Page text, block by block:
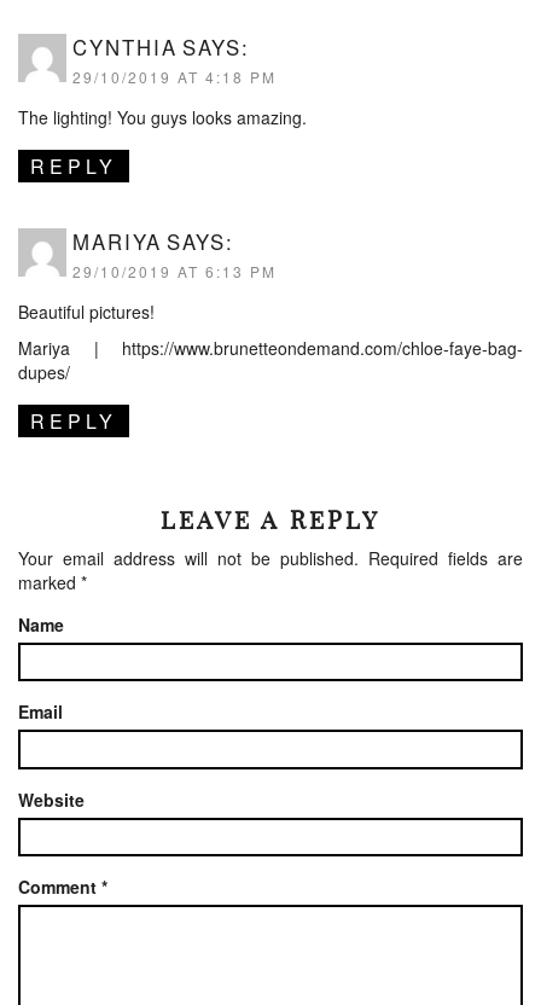
CYNTHIA SAYS:
29/10/2019 AT 4:18 PM
The lighting! You guys looks amazing.
REPLY
MARIYA SAYS:
29/10/2019 AT 6:13 PM
Beautiful pictures!
Mariya | https://www.brunetteondemand.com/chloe-faye-bag-
dupes/
REPLY
LEAVE A REPLY
Your email address will not be published. Required fields are
marked *
Name
Email
Website
Comment *